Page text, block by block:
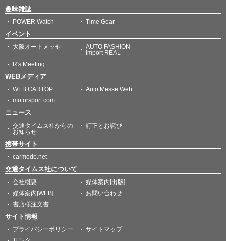
趣味雑誌
POWER Watch Time Gear
イベント
大阪オートメッセ
AUTO FASHION
import REAL
R's Meeting
WEBメディア
WEB CARTOP
Auto Messe Web
motorsport.com
ニュース
交通タイムス社からの
お知らせ
訂正とお詫び
携帯サイト
carmode.net
交通タイムス社について
会社概要
媒体案内[出版]
媒体案内[WEB]
お問い合わせ
書店様注文書
サイト情報
プライバシーポリシー
サイトマップ